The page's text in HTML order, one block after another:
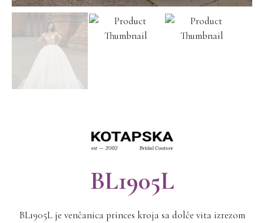
BL1905L
BL1905L je venčanica princes kroja sa dolče vita izrezom